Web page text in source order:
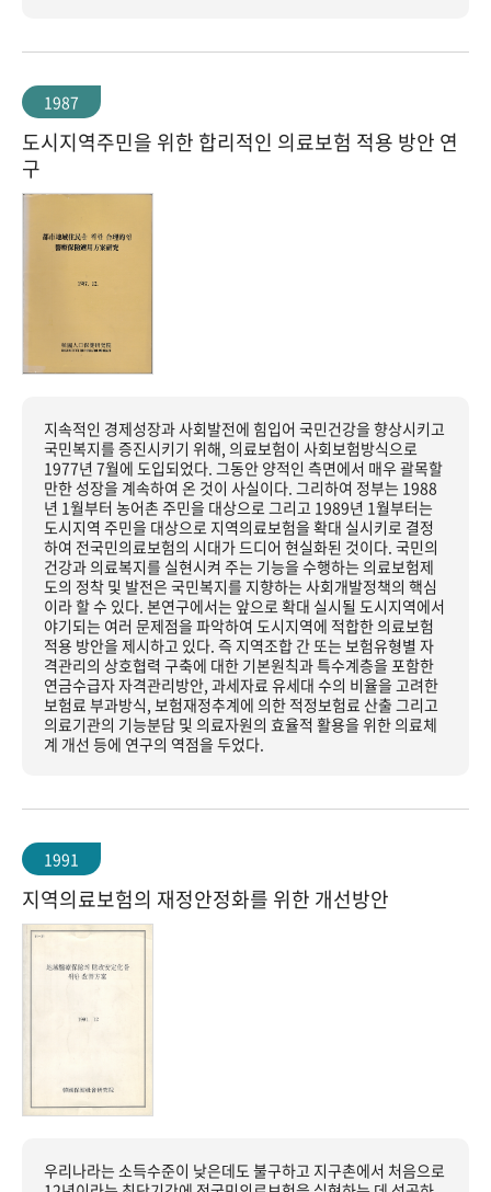
1987
도시지역주민을 위한 합리적인 의료보험 적용 방안 연
구
지속적인 경제성장과 사회발전에 힘입어 국민건강을 향상시키고
국민복지를 증진시키기 위해, 의료보험이 사회보험방식으로
1977년 7월에 도입되었다. 그동안 양적인 측면에서 매우 괄목할
만한 성장을 계속하여 온 것이 사실이다. 그리하여 정부는 1988
년 1월부터 농어촌 주민을 대상으로 그리고 1989년 1월부터는
도시지역 주민을 대상으로 지역의료보험을 확대 실시키로 결정
하여 전국민의료보험의 시대가 드디어 현실화된 것이다. 국민의
건강과 의료복지를 실현시켜 주는 기능을 수행하는 의료보험제
도의 정착 및 발전은 국민복지를 지향하는 사회개발정책의 핵심
이라 할 수 있다. 본연구에서는 앞으로 확대 실시될 도시지역에서
야기되는 여러 문제점을 파악하여 도시지역에 적합한 의료보험
적용 방안을 제시하고 있다. 즉 지역조합 간 또는 보험유형별 자
격관리의 상호협력 구축에 대한 기본원칙과 특수계층을 포함한
연금수급자 자격관리방안, 과세자료 유세대 수의 비율을 고려한
보험료 부과방식, 보험재정추계에 의한 적정보험료 산출 그리고
의료기관의 기능분담 및 의료자원의 효율적 활용을 위한 의료체
계 개선 등에 연구의 역점을 두었다.
1991
지역의료보험의 재정안정화를 위한 개선방안
우리나라는 소득수준이 낮은데도 불구하고 지구촌에서 처음으로